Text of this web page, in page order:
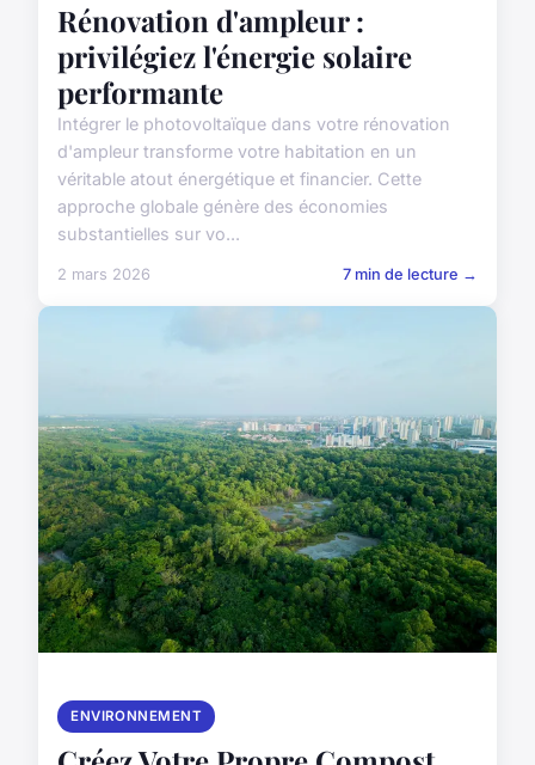
Rénovation d'ampleur :
privilégiez l'énergie solaire
performante
Intégrer le photovoltaïque dans votre rénovation
d'ampleur transforme votre habitation en un
véritable atout énergétique et financier. Cette
approche globale génère des économies
substantielles sur vo...
2 mars 2026 7 min de lecture →
ENVIRONNEMENT